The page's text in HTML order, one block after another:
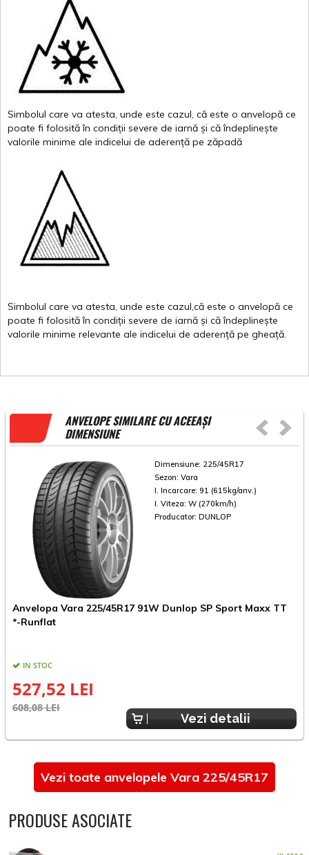
Simbolul care va atesta, unde este cazul, că este o anvelopă ce
poate fi folosită în condiții severe de iarnă și că îndeplinește
valorile minime ale indicelui de aderență pe zăpadă
Simbolul care va atesta, unde este cazul,că este o anvelopă ce
poate fi folosită în condiții severe de iarnă și că îndeplinește
valorile minime relevante ale indicelui de aderență pe gheață.
ANVELOPE SIMILARE CU ACEEAȘI
DIMENSIUNE
Dimensiune: 225/45R17
Sezon: Vara
I. Incarcare: 91 (615kg/anv.)
I. Viteza: W (270km/h)
Producator: DUNLOP
Anvelopa Vara 225/45R17 91W Dunlop SP Sport Maxx TT
*-Runflat
IN STOC
527,52 LEI
608,08 LEI
Vezi detalii
Vezi toate anvelopele Vara 225/45R17
PRODUSE ASOCIATE